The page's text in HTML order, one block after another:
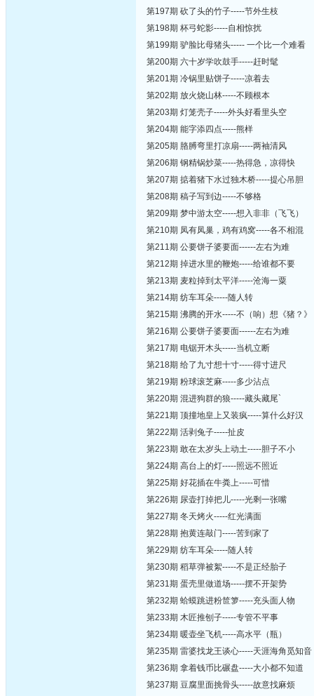
第197期 砍了头的竹子-----节外生枝
第198期 杯弓蛇影-----自相惊扰
第199期 驴脸比母猪头----- 一个比一个难看
第200期 六十岁学吹鼓手-----赶时髦
第201期 冷锅里贴饼子-----凉着去
第202期 放火烧山林-----不顾根本
第203期 灯笼壳子-----外头好看里头空
第204期 能字添四点-----熊样
第205期 胳膊弯里打凉扇-----两袖清风
第206期 钢精锅炒菜-----热得急，凉得快
第207期 掂着猪下水过独木桥-----提心吊胆
第208期 稿子写到边-----不够格
第209期 梦中游太空-----想入非非（飞飞）
第210期 凤有凤巢，鸡有鸡窝-----各不相混
第211期 公要饼子婆要面------左右为难
第212期 掉进水里的鞭炮-----给谁都不要
第213期 麦粒掉到太平洋-----沧海一粟
第214期 纺车耳朵-----随人转
第215期 沸腾的开水-----不（响）想《猪？》
第216期 公要饼子婆要面------左右为难
第217期 电锯开木头-----当机立断
第218期 给了九寸想十寸-----得寸进尺
第219期 粉球滚芝麻-----多少沾点
第220期 混进狗群的狼-----藏头藏尾`
第221期 顶撞地皇上又装疯-----算什么好汉
第222期 活剥兔子-----扯皮
第223期 敢在太岁头上动土-----胆子不小
第224期 高台上的灯-----照远不照近
第225期 好花插在牛粪上-----可惜
第226期 尿壶打掉把儿-----光剩一张嘴
第227期 冬天烤火-----红光满面
第228期 抱黄连敲门-----苦到家了
第229期 纺车耳朵-----随人转
第230期 稻草弹被絮-----不是正经胎子
第231期 蛋壳里做道场-----摆不开架势
第232期 蛤蟆跳进粉笸箩-----充头面人物
第233期 木匠推刨子-----专管不平事
第234期 暖壶坐飞机-----高水平（瓶）
第235期 雷婆找龙王谈心-----天涯海角觅知音
第236期 拿着钱币比碾盘-----大小都不知道
第237期 豆腐里面挑骨头-----故意找麻烦